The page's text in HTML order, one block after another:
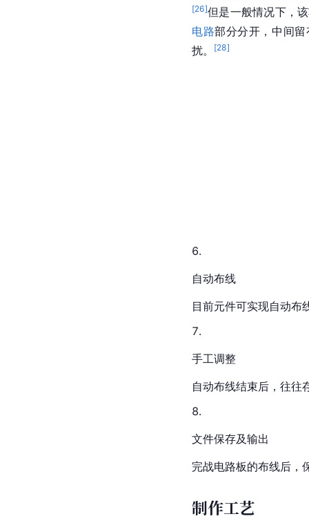
[26]但是一般情况下，
电路部分分开，中间
扰。
[28]
自动布线
目前元件可实现自动布
手工调整
自动布线结束后，往往
文件保存及输出
完战电路板的布线后，
制作工艺